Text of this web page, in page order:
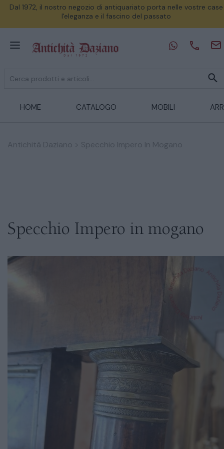
Dal 1972, il nostro negozio di antiquariato porta nelle vostre case
l'eleganza e il fascino del passato
HOME CATALOGO MOBILI
Antichità Daziano Specchio Impero In Mogano
Specchio Impero in mogano